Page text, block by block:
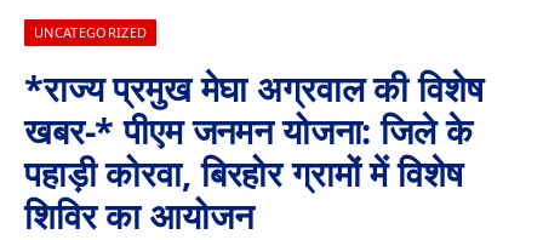
UNCATEGORIZED
*राज्य प्रमुख मेघा अग्रवाल की विशेष
खबर-* पीएम जनमन योजना: जिले के
पहाड़ी कोरवा, बिरहोर ग्रामों में विशेष
शिविर का आयोजन